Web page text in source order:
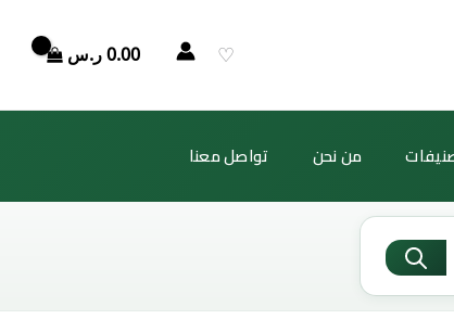
♡
0.00ر.س
من نحن تواصل معنا